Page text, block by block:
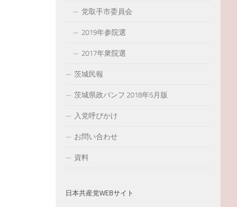
党取手市委員会
2019年参院選
2017年衆院選
茨城民報
茨城県政パンフ 2018年5月版
入党呼びかけ
お問い合わせ
資料
日本共産党WEBサイト